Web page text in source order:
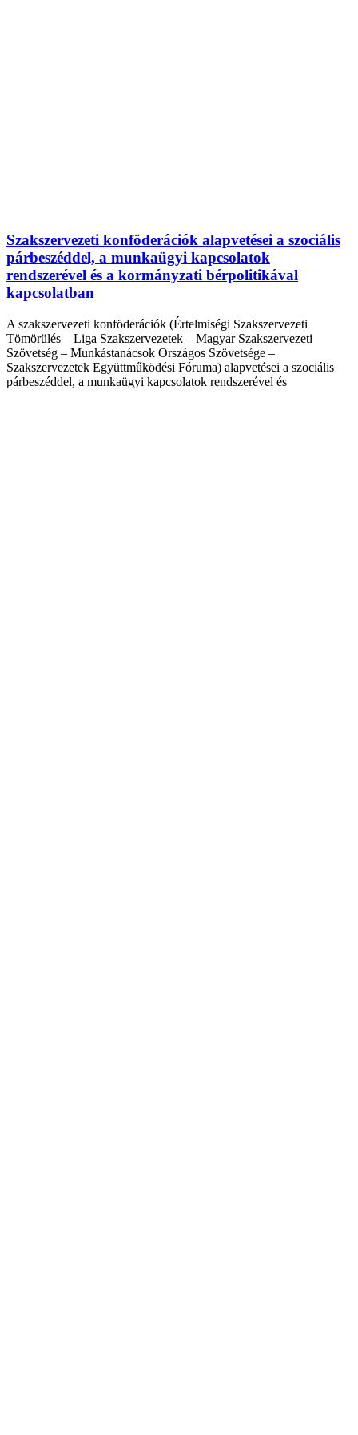
Szakszervezeti konföderációk alapvetései a szociális
párbeszéddel, a munkaügyi kapcsolatok
rendszerével és a kormányzati bérpolitikával
kapcsolatban
A szakszervezeti konföderációk (Értelmiségi Szakszervezeti
Tömörülés – Liga Szakszervezetek – Magyar Szakszervezeti
Szövetség – Munkástanácsok Országos Szövetsége –
Szakszervezetek Együttműködési Fóruma) alapvetései a szociális
párbeszéddel, a munkaügyi kapcsolatok rendszerével és